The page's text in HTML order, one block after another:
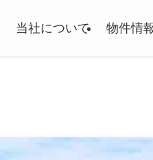
当社について 物件情